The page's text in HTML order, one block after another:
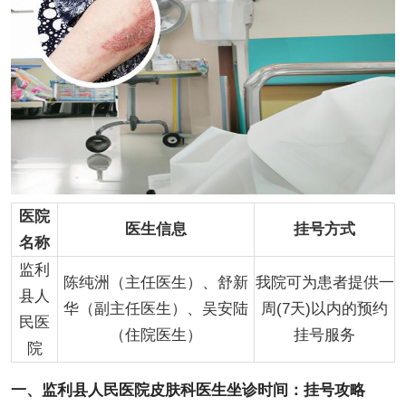
医院
名称
医生信息 挂号方式
监利
县人
民医
院
陈纯洲（主任医生）、舒新
华（副主任医生）、吴安陆
（住院医生）
我院可为患者提供一
周(7天)以内的预约
挂号服务
一、监利县人民医院皮肤科医生坐诊时间：挂号攻略